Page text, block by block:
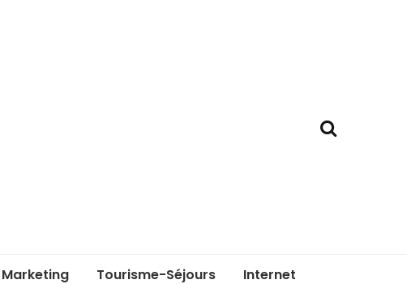
Marketing Tourisme-Séjours Internet